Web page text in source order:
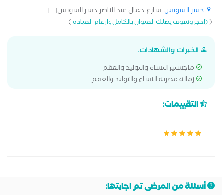
جسر السويس: شارع جمال عبد الناصر جسر السويس[...]
((احجز وسوف يصلك العنوان بالكامل وارقام العيادة)
الخبرات والشهادات:
ماجستير النساء والتوليد والعقم
زمالة مصرية النساء والتوليد والعقم
التقييمات:
أسئلة من المرضى تم اجابتها: